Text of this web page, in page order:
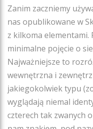
Zanim zaczniemy
nas opublikowane w
z kilkoma elementami.
minimalne pojęcie o
Najważniejsze to
wewnętrzna i
jakiegokolwiek typu
wyglądają niemal
czterech tak zwanych